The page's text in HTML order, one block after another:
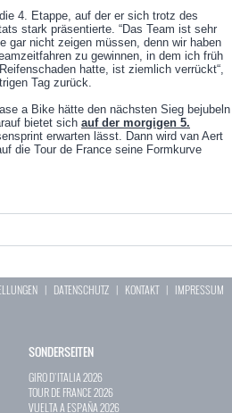
4. Etappe, auf der er sich trotz des
stark präsentierte. “Das Team ist sehr
gar nicht zeigen müssen, denn wir haben
zu gewinnen, in dem ich früh
hatte, ist ziemlich verrückt“,
Tag zurück.
a Bike hätte den nächsten Sieg bejubeln
bietet sich auf der morgigen 5.
erwarten lässt. Dann wird van Aert
die Tour de France seine Formkurve
| DATENSCHUTZ | KONTAKT| IMPRESSUM
SONDERSEITEN
GIRO D`ITALIA 2026
TOUR DE FRANCE 2026
VUELTA A ESPAÑA 2026